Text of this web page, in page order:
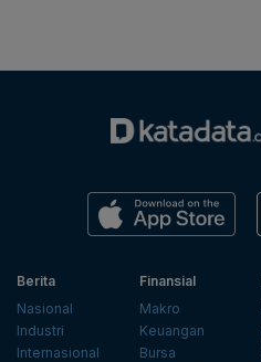
Berita
Nasional
Industri
Internasional
Finansial
Makro
Keuangan
Bursa